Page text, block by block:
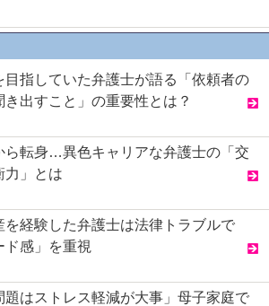
目指していた弁護士が語る「依頼者の
き出すこと」の重要性とは？
ら転身…異色キャリアな弁護士の「交
力」とは
を経験した弁護士は法律トラブルで
ド感」を重視
題はストレス軽減が大事」母子家庭で